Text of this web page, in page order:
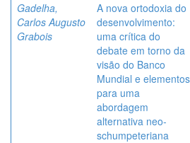
Gadelha,
Carlos Augusto
Grabois
A nova ortodoxia do
desenvolvimento:
uma crítica do
debate em torno da
visão do Banco
Mundial e elementos
para uma
abordagem
alternativa neo-
schumpeteriana